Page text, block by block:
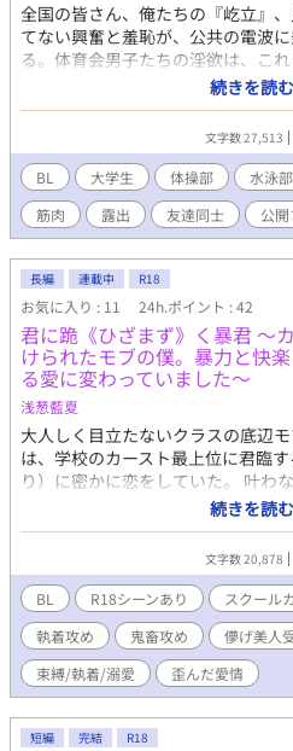
全国の皆さん、俺たちの『屹立』
てない興奮と羞恥が、公共の電波
る。体育会男子たちの淫欲は、こ
まさかのテレビ生放送を舞台にし
卒業を控えた器械体操部のエース
ン・誉田航也、そして同じく水泳
の三人が、善意の啓発番組という
抜かれた肉体と猛り狂う本能と肉
開放感に浸る彼らのもとへ舞い込
番組への出演依頼。テーマは「若年
の啓発」。しかし、その実態はカ
ルフチェックとその「反応」を全
エロティシズムが融合した放送事故
の下で輝く、器械体操と水泳で作
き出る血管、激しく躍動する大胸
立」してしまった野太いモノ――。
よる事前リハーサルで、彼らのノ
ス」のスイッチが入ってしまう。本
国の視聴者という見えない視線の
で、敏感になった陰嚢を揉みしだ
の欲望を抑えきれるはずもなく、
う男根――。カメラの前であること
スたちは、自らの粘膜を、最も敏
ュエーションでさえ、ノンケ体育
りを競い合い、カメラの前で「誰の
っているか」を誇示するように楽し
限の緊張感が、彼らの性欲を臨界点
たびに肉体はさらに硬く、熱く、
送終了まで射精を我慢できるのか？
のように火を噴くのか？ 彼らの痴
のか？ 羞恥を興奮に変えるノンケ
続きを読む
文字数 27,513
BL 大学生 体操部 水泳部
筋肉
露出 友達同士 公開
長編 連載中 R18
お気に入り : 11 24h.ポイント : 42
君に跪《ひざまず》く暴君 〜
けられたモブの僕。暴力と快
る愛に変わっていました〜
浅葱藍夏
大人しく目立たないクラスの底辺
は、学校のカースト最上位に君臨
り）に密かに恋をしていた。 叶わ
日、永遠はプール裏で万里の「あ
完璧なはずの彼は、特定の相手（
だった。 「お前、俺のこと好きな
ら始まった、プール裏での強引で
容赦なく振るわれる暴力と、無理矢
の恋心は恐怖へと塗り替えられ、
心を閉ざし、完全に彼を拒絶した
は、クラスメイトの前で泣きながら
ないとダメなんだ。お願い、側にい
か狂気的なほどに重すぎる純愛へ
続きを読む
文字数 20,878
BL R18シーンあり スクール
執着攻め
鬼畜攻め 儚げ美人
束縛/執着/溺愛
歪んだ愛情
短編 完結 R18